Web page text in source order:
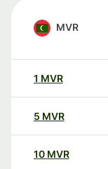
MVR
1 MVR
5 MVR
10 MVR